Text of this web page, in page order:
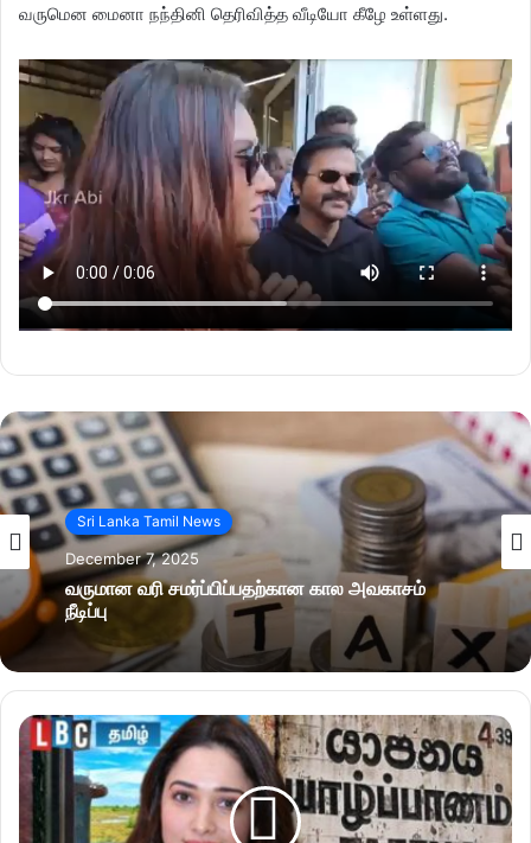
வருமென மைனா நந்தினி தெரிவித்த வீடியோ கீழே உள்ளது.
Sri Lanka Tamil News
December 7, 2025
வருமான வரி சமர்ப்பிப்பதற்கான கால அவகாசம்
நீடிப்பு